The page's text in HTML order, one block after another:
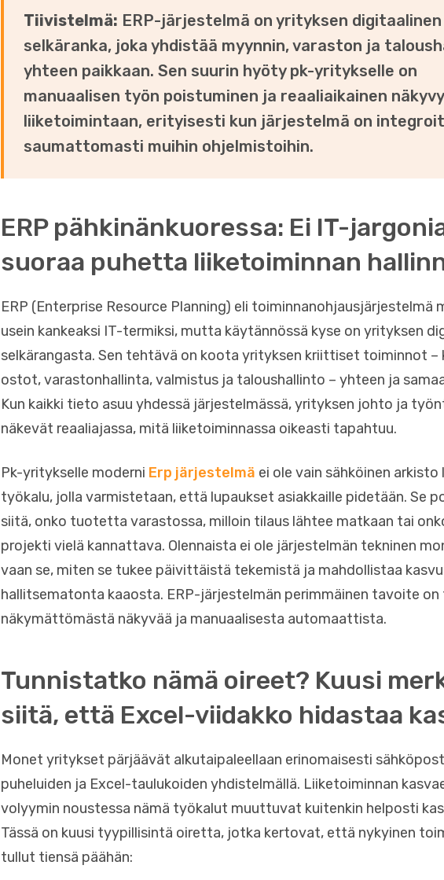
Tiivistelmä: ERP-järjestelmä on yrityksen digitaalinen
selkäranka, joka yhdistää myynnin, varaston ja
yhteen paikkaan. Sen suurin hyöty pk-yritykselle on
manuaalisen työn poistuminen ja reaaliaikainen
liiketoimintaan, erityisesti kun järjestelmä on
saumattomasti muihin ohjelmistoihin.
ERP pähkinänkuoressa: Ei IT-
suoraa puhetta liiketoiminnan
ERP (Enterprise Resource Planning) eli toiminnanohjausjärjestelmä
usein kankeaksi IT-termiksi, mutta käytännössä kyse on yrityksen
selkärangasta. Sen tehtävä on koota yrityksen kriittiset toiminnot –
ostot, varastonhallinta, valmistus ja taloushallinto – yhteen ja
Kun kaikki tieto asuu yhdessä järjestelmässä, yrityksen johto ja
näkevät reaaliajassa, mitä liiketoiminnassa oikeasti tapahtuu.
Pk-yritykselle moderni Erp järjestelmä ei ole vain sähköinen arkisto
työkalu, jolla varmistetaan, että lupaukset asiakkaille pidetään. Se
siitä, onko tuotetta varastossa, milloin tilaus lähtee matkaan tai
projekti vielä kannattava. Olennaista ei ole järjestelmän tekninen
vaan se, miten se tukee päivittäistä tekemistä ja mahdollistaa
hallitsematonta kaaosta. ERP-järjestelmän perimmäinen tavoite on
näkymättömästä näkyvää ja manuaalisesta automaattista.
Tunnistatko nämä oireet? Kuusi
siitä, että Excel-viidakko hidastaa
Monet yritykset pärjäävät alkutaipaleellaan erinomaisesti
puheluiden ja Excel-taulukoiden yhdistelmällä. Liiketoiminnan
volyymin noustessa nämä työkalut muuttuvat kuitenkin helposti
Tässä on kuusi tyypillisintä oiretta, jotka kertovat, että nykyinen
tullut tiensä päähän: